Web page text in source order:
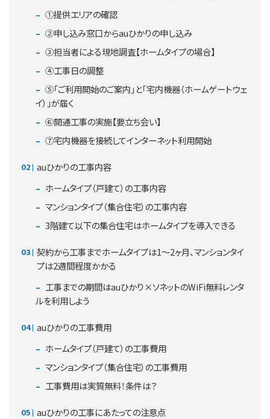
①提供エリアの確認
②申し込み窓口からauひかりの申し込み
③担当者による現地調査【ホームタイプの場合】
④工事日の調整
⑤「ご利用開始のご案内」と「宅内機器（ホームゲートウェ
イ）」が届く
⑥開通工事の実施【要立ち会い】
⑦宅内機器を接続してインターネット利用開始
auひかりの工事内容
ホームタイプ（戸建て）の工事内容
マンションタイプ（集合住宅）の工事内容
3階建て以下の集合住宅はホームタイプを導入できる
契約から工事までホームタイプは1～2ヶ月、マンションタイ
プは2週間程度かかる
工事までの期間はauひかり×ソネットのWiFi無料レンタ
ルを利用しよう
auひかりの工事費用
ホームタイプ（戸建て）の工事費用
マンションタイプ（集合住宅）の工事費用
工事費用は実質無料！条件は？
auひかりの工事にあたっての注意点